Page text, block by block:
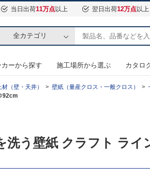
当日出荷11万点以上 翌日出荷12万点以上
全カテゴリ
カーから探す 施工場所から選ぶ カタロ
（壁・天井） 壁紙（量産クロス・一般クロス）
92cm
洗う壁紙 クラフト ライ